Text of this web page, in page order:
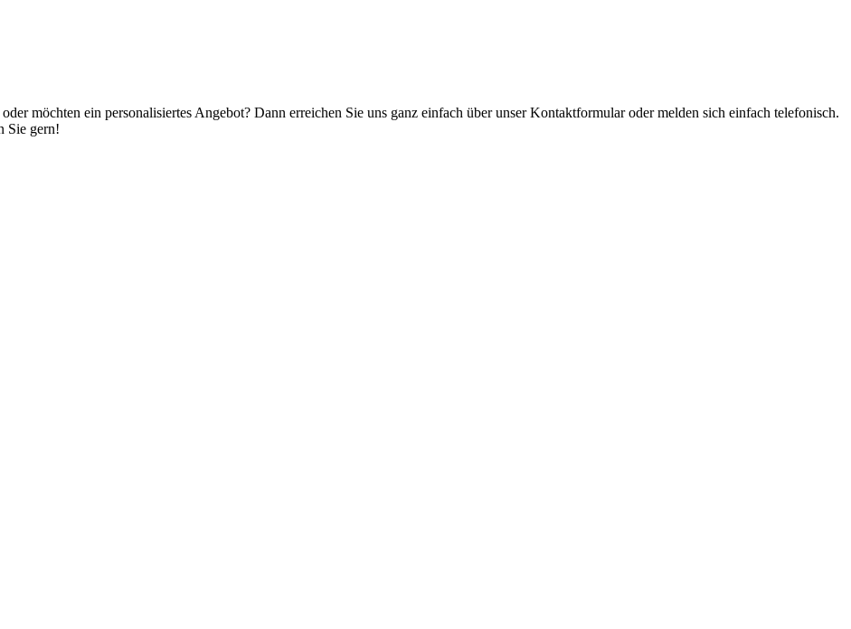
möchten ein personalisiertes Angebot? Dann erreichen Sie uns ganz einfach über unser Kontaktformular oder melden sich einfach telefonisch.
Sie gern!